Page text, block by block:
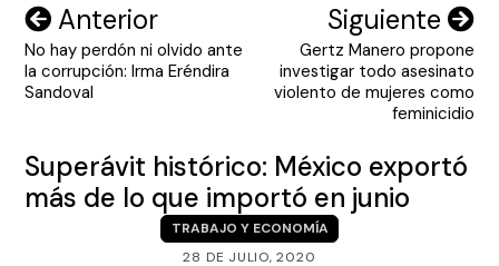
Navegación
de
entradas
Anterior
No hay perdón ni olvido ante
la corrupción: Irma Eréndira
Sandoval
Siguiente
Gertz Manero propone
investigar todo asesinato
violento de mujeres como
feminicidio
Superávit histórico: México exportó
más de lo que importó en junio
TRABAJO Y ECONOMÍA
28 DE JULIO, 2020